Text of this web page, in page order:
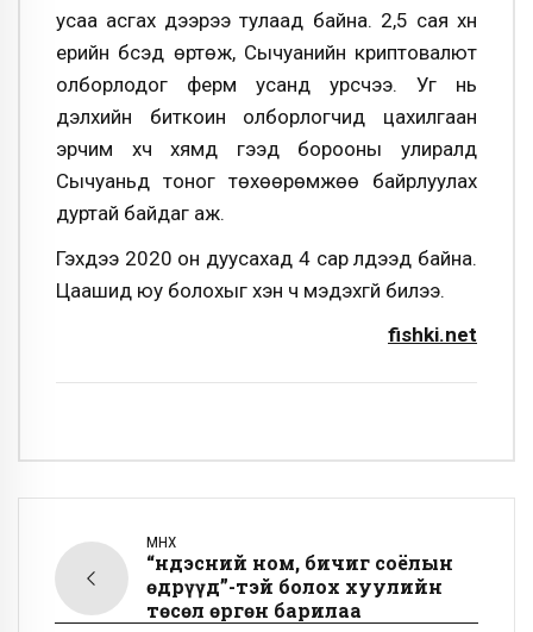
усаа асгах дээрээ тулаад байна. 2,5 сая хүн
үерийн бүсэд өртөж, Сычуанийн криптовалют
олборлодог ферм усанд урсчээ. Уг нь
дэлхийн биткоин олборлогчид цахилгаан
эрчим хүч хямд гээд борооны улиралд
Сычуаньд тоног төхөөрөмжөө байрлуулах
дуртай байдаг аж.
Гэхдээ 2020 он дуусахад 4 сар үлдээд байна.
Цаашид юу болохыг хэн ч мэдэхгүй билээ.
fishki.net
ӨМНӨХ
“Үндэсний ном, бичиг соёлын
өдрүүд”-тэй болох хуулийн
төсөл өргөн барилаа